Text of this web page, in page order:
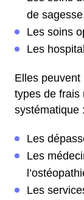
de
Les soins
Les
Elles peuvent
types de frais
systématique :
Les
Les
Les